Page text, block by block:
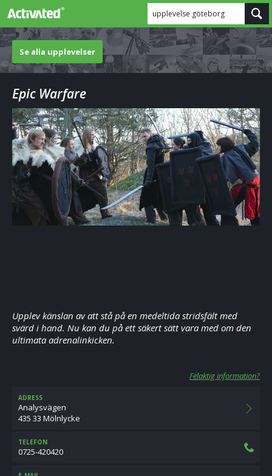
upplevelse göteborg
Se alla upplevelser
Epic Warfare
Upplev känslan av att stå på en medeltida stridsfält med
svärd i hand. Nu kan du på ett säkert sätt vara med om den
ultimata adrenalinkicken.
Felaktig information?
ADRESS
Analysvägen
435 33 Mölnlycke
TELEFON
0725-420420